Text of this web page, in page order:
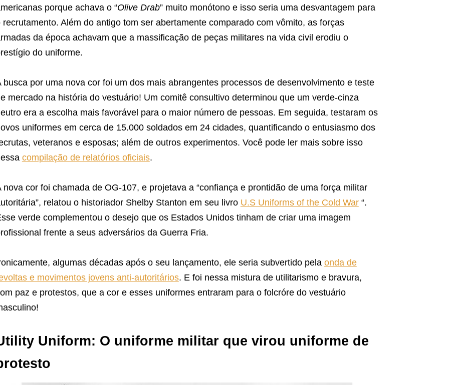
porque achava o “Olive Drab” muito monótono e isso seria uma desvantagem para
recrutamento. Além do antigo tom ser abertamente comparado com vômito, as forças
da época achavam que a massificação de peças militares na vida civil erodiu o
do uniforme.
busca por uma nova cor foi um dos mais abrangentes processos de desenvolvimento e teste
mercado na história do vestuário! Um comitê consultivo determinou que um verde-cinza
era a escolha mais favorável para o maior número de pessoas. Em seguida, testaram os
uniformes em cerca de 15.000 soldados em 24 cidades, quantificando o entusiasmo dos
veteranos e esposas; além de outros experimentos. Você pode ler mais sobre isso
compilação de relatórios oficiais.
nova cor foi chamada de OG-107, e projetava a “confiança e prontidão de uma força militar
relatou o historiador Shelby Stanton em seu livro U.S Uniforms of the Cold War“.
verde complementou o desejo que os Estados Unidos tinham de criar uma imagem
frente a seus adversários da Guerra Fria.
algumas décadas após o seu lançamento, ele seria subvertido pela onda de
e movimentos jovens anti-autoritários. E foi nessa mistura de utilitarismo e bravura,
paz e protestos, que a cor e esses uniformes entraram para o folcróre do vestuário
Uniform: O uniforme militar que virou uniforme de